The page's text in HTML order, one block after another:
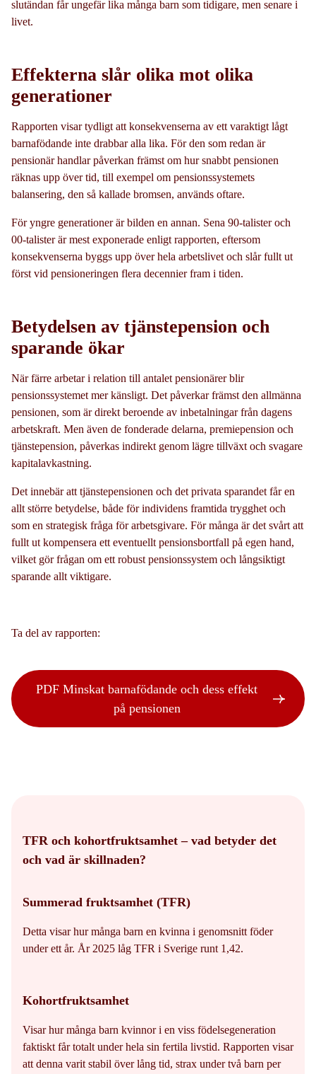
slutändan får ungefär lika många barn som tidigare, men senare i
livet.
Effekterna slår olika mot olika
generationer
Rapporten visar tydligt att konsekvenserna av ett varaktigt lågt
barnafödande inte drabbar alla lika. För den som redan är
pensionär handlar påverkan främst om hur snabbt pensionen
räknas upp över tid, till exempel om pensionssystemets
balansering, den så kallade bromsen, används oftare.
För yngre generationer är bilden en annan. Sena 90‑talister och
00‑talister är mest exponerade enligt rapporten, eftersom
konsekvenserna byggs upp över hela arbetslivet och slår fullt ut
först vid pensioneringen flera decennier fram i tiden.
Betydelsen av tjänstepension och
sparande ökar
När färre arbetar i relation till antalet pensionärer blir
pensionssystemet mer känsligt. Det påverkar främst den allmänna
pensionen, som är direkt beroende av inbetalningar från dagens
arbetskraft. Men även de fonderade delarna, premiepension och
tjänstepension, påverkas indirekt genom lägre tillväxt och svagare
kapitalavkastning.
Det innebär att tjänstepensionen och det privata sparandet får en
allt större betydelse, både för individens framtida trygghet och
som en strategisk fråga för arbetsgivare. För många är det svårt att
fullt ut kompensera ett eventuellt pensionsbortfall på egen hand,
vilket gör frågan om ett robust pensionssystem och långsiktigt
sparande allt viktigare.
Ta del av rapporten:
PDF Minskat barnafödande och dess effekt
på pensionen
TFR och kohortfruktsamhet – vad betyder det
och vad är skillnaden?
Summerad fruktsamhet (TFR)
Detta visar hur många barn en kvinna i genomsnitt föder
under ett år. År 2025 låg TFR i Sverige runt 1,42.
Kohortfruktsamhet
Visar hur många barn kvinnor i en viss födelsegeneration
faktiskt får totalt under hela sin fertila livstid. Rapporten visar
att denna varit stabil över lång tid, strax under två barn per